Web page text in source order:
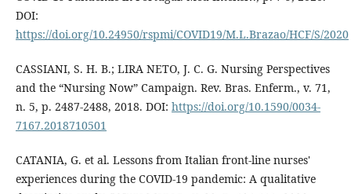
DOI:
https://doi.org/10.24950/rspmi/COVID19/M.L.Brazao/HCF/S/2020
CASSIANI, S. H. B.; LIRA NETO, J. C. G. Nursing Perspectives
and the “Nursing Now” Campaign. Rev. Bras. Enferm., v. 71,
n. 5, p. 2487-2488, 2018. DOI: https://doi.org/10.1590/0034-
7167.2018710501
CATANIA, G. et al. Lessons from Italian front-line nurses'
experiences during the COVID-19 pandemic: A qualitative